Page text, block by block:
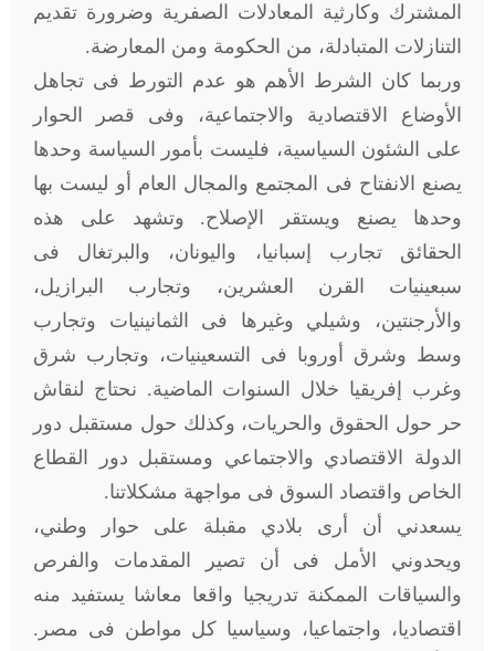
المشترك وكارثية المعادلات الصفرية وضرورة تقديم
التنازلات المتبادلة، من الحكومة ومن المعارضة.
وربما كان الشرط الأهم هو عدم التورط فى تجاهل
الأوضاع الاقتصادية والاجتماعية، وفى قصر الحوار
على الشئون السياسية، فليست بأمور السياسة وحدها
يصنع الانفتاح فى المجتمع والمجال العام أو ليست بها
وحدها يصنع ويستقر الإصلاح. وتشهد على هذه
الحقائق تجارب إسبانيا، واليونان، والبرتغال فى
سبعينيات القرن العشرين، وتجارب البرازيل،
والأرجنتين، وشيلي وغيرها فى الثمانينيات وتجارب
وسط وشرق أوروبا فى التسعينيات، وتجارب شرق
وغرب إفريقيا خلال السنوات الماضية. نحتاج لنقاش
حر حول الحقوق والحريات، وكذلك حول مستقبل دور
الدولة الاقتصادي والاجتماعي ومستقبل دور القطاع
الخاص واقتصاد السوق فى مواجهة مشكلاتنا.
يسعدني أن أرى بلادي مقبلة على حوار وطني،
ويحدوني الأمل فى أن تصير المقدمات والفرص
والسياقات الممكنة تدريجيا واقعا معاشا يستفيد منه
اقتصاديا، واجتماعيا، وسياسيا كل مواطن فى مصر.